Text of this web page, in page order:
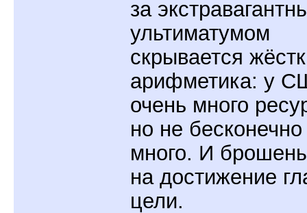
за
ультиматумом
скрывается
арифметика: у
очень много
но не бесконечно
много. И
на достижение
цели.